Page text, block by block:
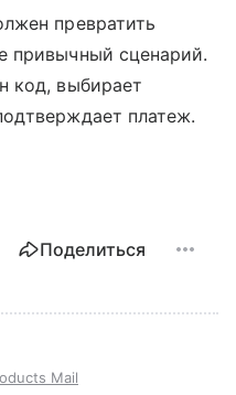
превратить
привычный сценарий.
код, выбирает
платеж.
Поделиться
Mail